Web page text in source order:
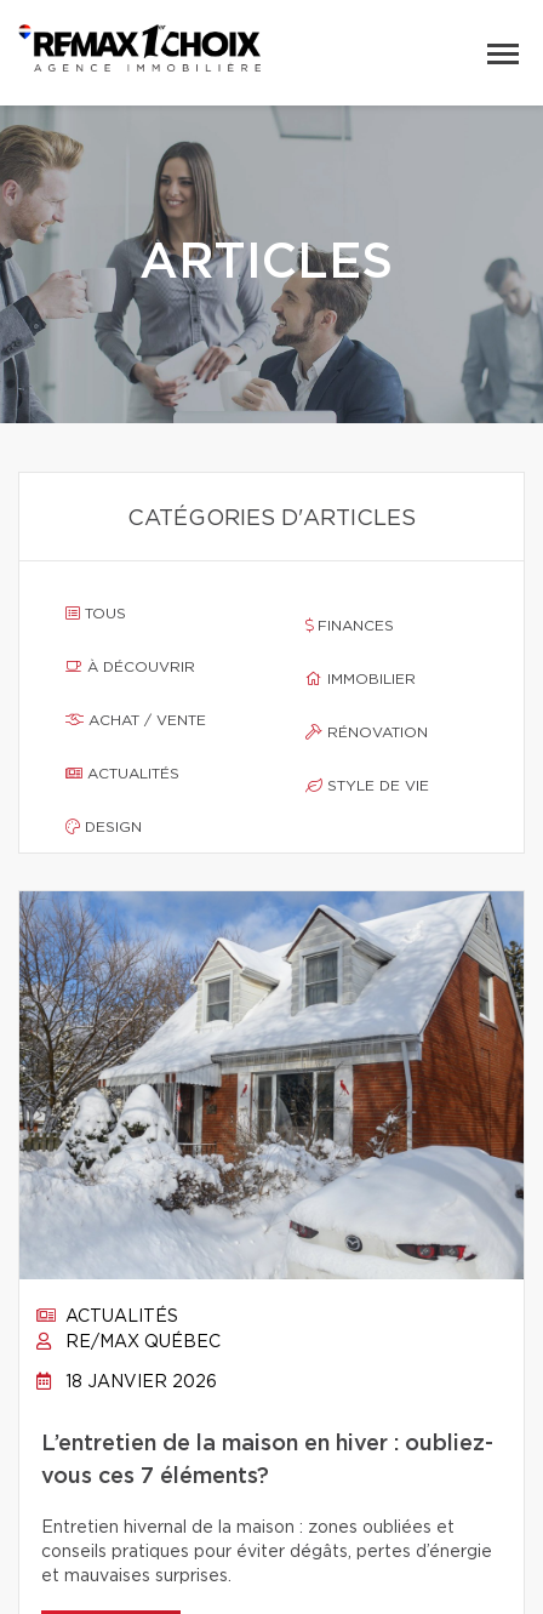
ARTICLES
CATÉGORIES D'ARTICLES
TOUS
À DÉCOUVRIR
ACHAT / VENTE
ACTUALITÉS
DESIGN
FINANCES
IMMOBILIER
RÉNOVATION
STYLE DE VIE
ACTUALITÉS
RE/MAX QUÉBEC
18 JANVIER 2026
L’entretien de la maison en hiver : oubliez-
vous ces 7 éléments?
Entretien hivernal de la maison : zones oubliées et
conseils pratiques pour éviter dégâts, pertes d’énergie
et mauvaises surprises.